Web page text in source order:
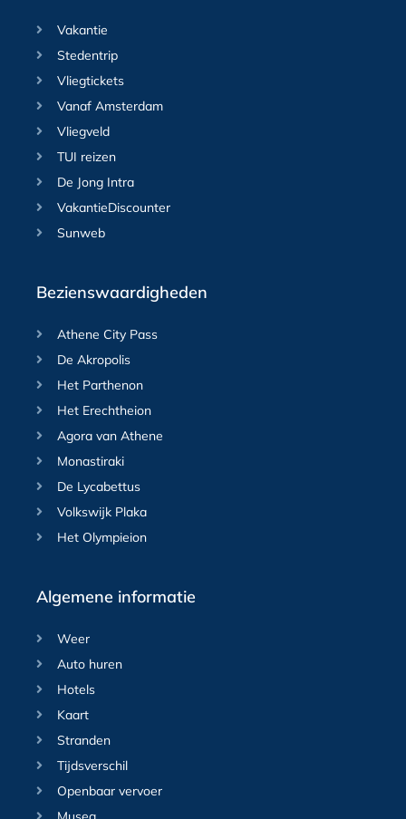
Vakantie
Stedentrip
Vliegtickets
Vanaf Amsterdam
Vliegveld
TUI reizen
De Jong Intra
VakantieDiscounter
Sunweb
Bezienswaardigheden
Athene City Pass
De Akropolis
Het Parthenon
Het Erechtheion
Agora van Athene
Monastiraki
De Lycabettus
Volkswijk Plaka
Het Olympieion
Algemene informatie
Weer
Auto huren
Hotels
Kaart
Stranden
Tijdsverschil
Openbaar vervoer